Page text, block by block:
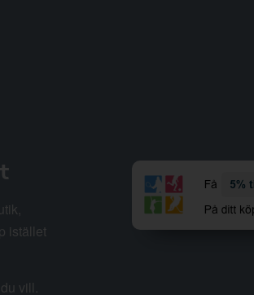
istället
vill.